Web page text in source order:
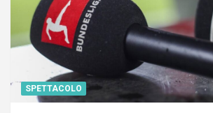
SPETTACOLO